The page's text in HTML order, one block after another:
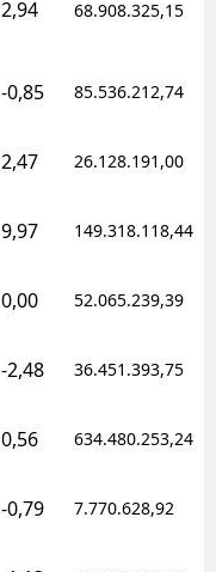
Erzurum
Giresun
Hatay
2,94 68.908.325,15
-0,85 85.536.212,74
2,47 26.128.191,00
9,97 149.318.118,44
0,00 52.065.239,39
-2,48 36.451.393,75
0,56 634.480.253,24
-0,79 7.770.628,92